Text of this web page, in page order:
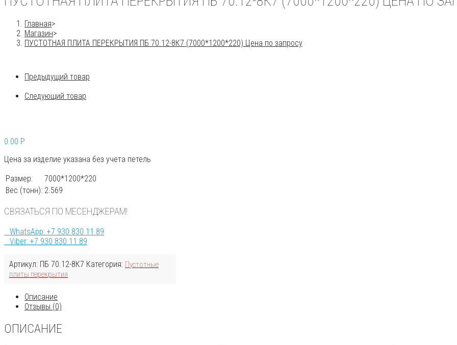
Главная>
Магазин>
ПУСТОТНАЯ ПЛИТА ПЕРЕКРЫТИЯ ПБ 70.12-8К7 (7000*1200*220) Цена по запросу
Предыдущий товар
Следующий товар
0.00 P
Цена за изделие указана без учета петель
Размер:
7000*1200*220
Вес (тонн): 2.569
СВЯЗАТЬСЯ ПО МЕСЕНДЖЕРАМ!
WhatsApp: +7 930 830 11 89
Viber: +7 930 830 11 89
Артикул: ПБ 70.12-8К7 Категория: Пустотные
плиты перекрытия
Описание
Отзывы (0)
ОПИСАНИЕ